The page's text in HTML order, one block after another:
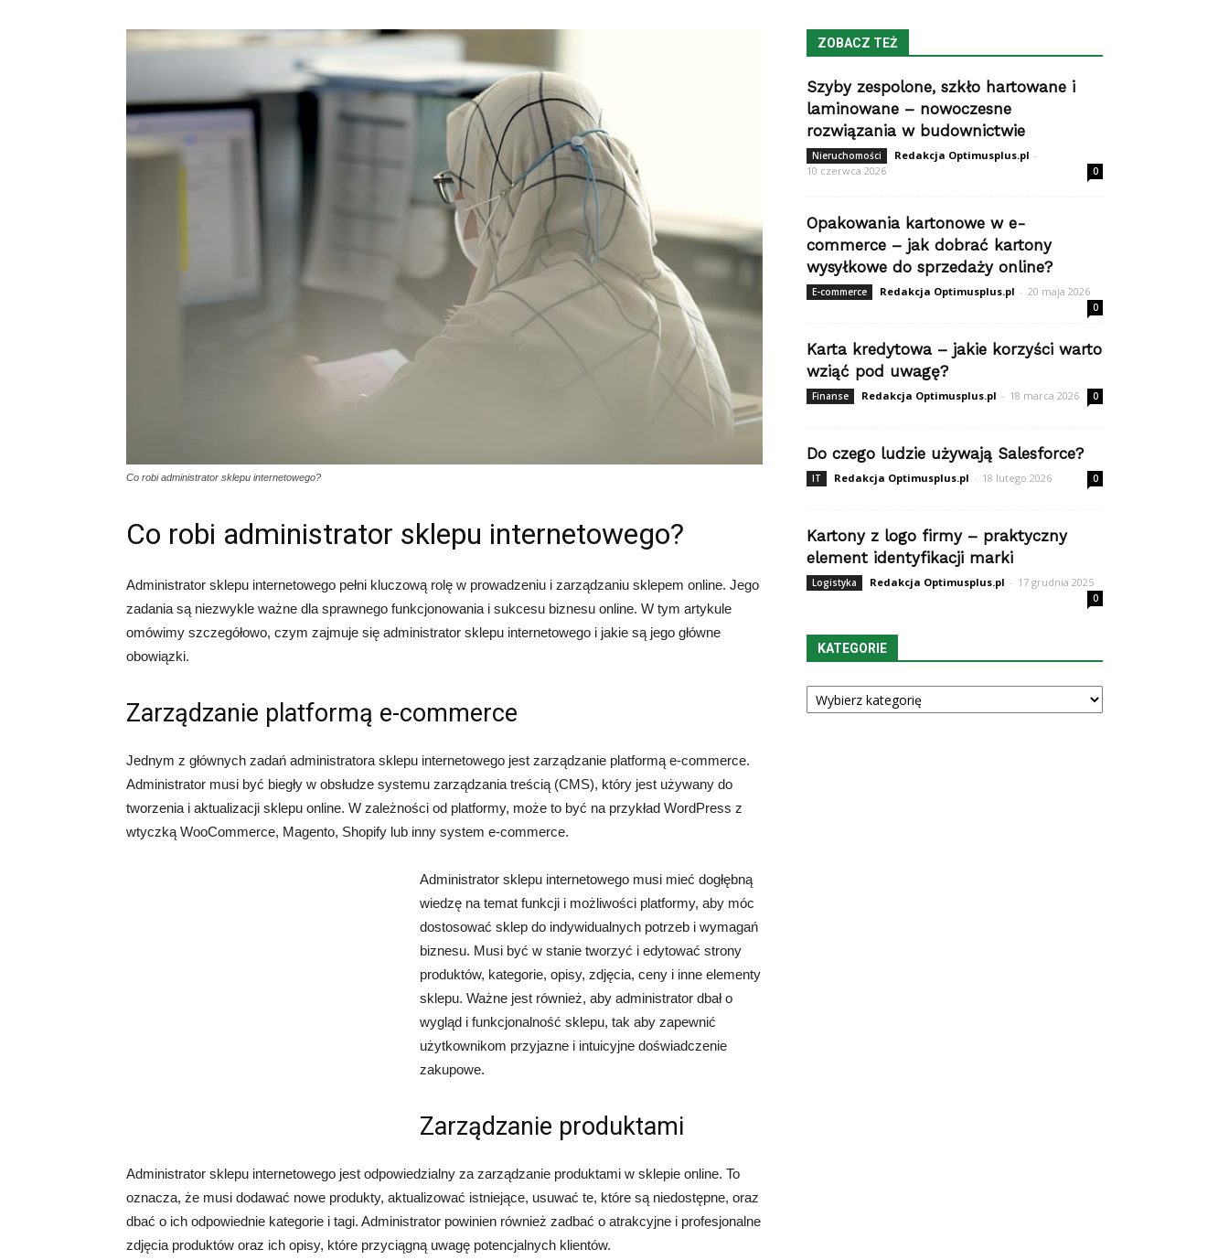
Co robi administrator sklepu internetowego?
Co robi administrator sklepu internetowego?
Administrator sklepu internetowego pełni kluczową rolę w prowadzeniu i zarządzaniu sklepem online. Jego
zadania są niezwykle ważne dla sprawnego funkcjonowania i sukcesu biznesu online. W tym artykule
omówimy szczegółowo, czym zajmuje się administrator sklepu internetowego i jakie są jego główne
obowiązki.
Zarządzanie platformą e-commerce
Jednym z głównych zadań administratora sklepu internetowego jest zarządzanie platformą e-commerce.
Administrator musi być biegły w obsłudze systemu zarządzania treścią (CMS), który jest używany do
tworzenia i aktualizacji sklepu online. W zależności od platformy, może to być na przykład WordPress z
wtyczką WooCommerce, Magento, Shopify lub inny system e-commerce.
Administrator sklepu internetowego musi mieć dogłębną
wiedzę na temat funkcji i możliwości platformy, aby móc
dostosować sklep do indywidualnych potrzeb i wymagań
biznesu. Musi być w stanie tworzyć i edytować strony
produktów, kategorie, opisy, zdjęcia, ceny i inne elementy
sklepu. Ważne jest również, aby administrator dbał o
wygląd i funkcjonalność sklepu, tak aby zapewnić
użytkownikom przyjazne i intuicyjne doświadczenie
zakupowe.
Zarządzanie produktami
Administrator sklepu internetowego jest odpowiedzialny za zarządzanie produktami w sklepie online. To
oznacza, że musi dodawać nowe produkty, aktualizować istniejące, usuwać te, które są niedostępne, oraz
dbać o ich odpowiednie kategorie i tagi. Administrator powinien również zadbać o atrakcyjne i profesjonalne
zdjęcia produktów oraz ich opisy, które przyciągną uwagę potencjalnych klientów.
ZOBACZ TEŻ
Szyby zespolone, szkło hartowane i
laminowane – nowoczesne
rozwiązania w budownictwie
Nieruchomości Redakcja Optimusplus.pl -
10 czerwca 2026
0
Opakowania kartonowe w e-
commerce – jak dobrać kartony
wysyłkowe do sprzedaży online?
E-commerce Redakcja Optimusplus.pl - 20 maja 2026
0
Karta kredytowa – jakie korzyści warto
wziąć pod uwagę?
Finanse Redakcja Optimusplus.pl - 18 marca 2026 0
Do czego ludzie używają Salesforce?
IT Redakcja Optimusplus.pl - 18 lutego 2026 0
Kartony z logo firmy – praktyczny
element identyfikacji marki
Logistyka Redakcja Optimusplus.pl - 17 grudnia 2025
0
KATEGORIE
Kategorie